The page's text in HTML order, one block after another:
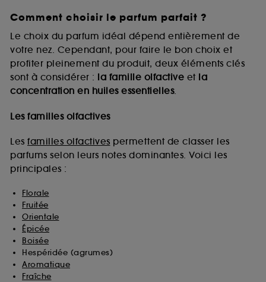
Comment choisir le parfum parfait ?
Le choix du parfum idéal dépend entièrement de
votre nez. Cependant, pour faire le bon choix et
profiter pleinement du produit, deux éléments clés
sont à considérer : la famille olfactive et la
concentration en huiles essentielles.
Les familles olfactives
Les familles olfactives permettent de classer les
parfums selon leurs notes dominantes. Voici les
principales :
Florale
Fruitée
Orientale
Épicée
Boisée
Hespéridée (agrumes)
Aromatique
Fraîche
A l'exception des cookies techniques, le dépôt et la
lecture de ces traceurs requiert votre accord. Vous
pouvez personnaliser vos choix concernant le dépôt
de ces cookies grâce au bouton "personnaliser mes
choix" ci-dessous ou décider de "tout accepter".
Sephora pourra associer les informations de
navigation collectées par ces Cookies, pour les
collectées ou générées lors de votre activité en ligne
sur "continuer sans accepter". Voous pouvez à tout
moment choisir de retirer votrte consentement. Si vous
souhaitez obtenir plus d'information sur les cookies
utilisés, cliquez